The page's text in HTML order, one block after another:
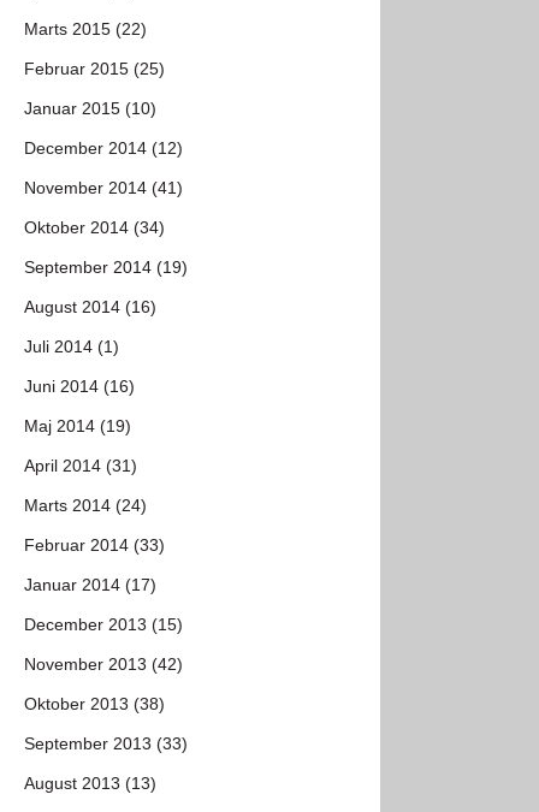
Marts 2015 (22)
Februar 2015 (25)
Januar 2015 (10)
December 2014 (12)
November 2014 (41)
Oktober 2014 (34)
September 2014 (19)
August 2014 (16)
Juli 2014 (1)
Juni 2014 (16)
Maj 2014 (19)
April 2014 (31)
Marts 2014 (24)
Februar 2014 (33)
Januar 2014 (17)
December 2013 (15)
November 2013 (42)
Oktober 2013 (38)
September 2013 (33)
August 2013 (13)